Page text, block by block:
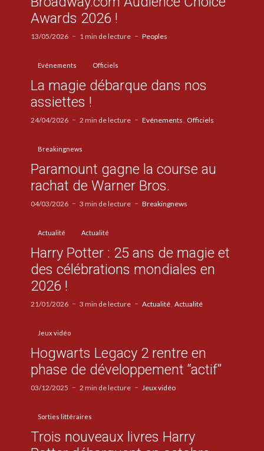
Awards 2026 !
13/05/2026 1 min de lecture Peoples
Evénements Officiels
La magie débarque dans nos
assiettes !
24/04/2026 2 min de lecture Evénements Officiels
Breakingnews
Paramount gagne la course au
rachat de Warner Bros.
04/03/2026 3 min de lecture Breakingnews
Actualité Actualité
Harry Potter : 25 ans de magie et
des célébrations mondiales en
2026 !
21/01/2026 3 min de lecture Actualité Actualité
Jeux vidéo
Hogwarts Legacy 2 rentre en
phase de développement “actif”
03/12/2025 2 min de lecture Jeux vidéo
Sorties littéraires
Trois nouveaux livres Harry